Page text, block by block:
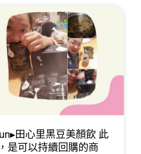
田心里黑豆美顏飲 此
是可以持續回購的商